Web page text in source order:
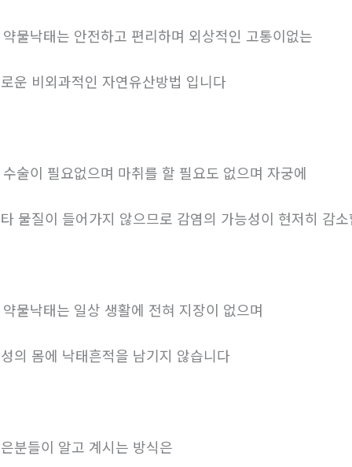
약물낙태는 안전하고 편리하며 외상적인 고통이없는
운 비외과적인 자연유산방법 입니다
술이 필요없으며 마취를 할 필요도 없으며 자궁에
물질이 들어가지 않으므로 감염의 가능성이 현저히 감
물낙태는 일상 생활에 전혀 지장이 없으며
의 몸에 낙태흔적을 남기지 않습니다
분들이 알고 계시는 방식은